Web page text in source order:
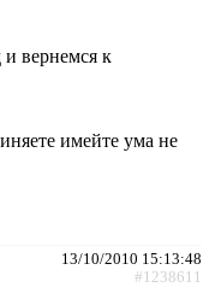
вернемся к
имейте ума не
13/10/2010 15:13:48
#1238611